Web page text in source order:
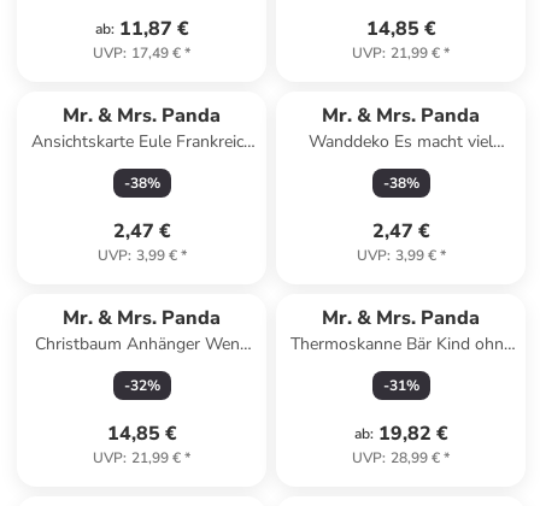
ab: 11,87 €
UVP: 17,49 €*
14,85 €
UVP: 21,99 €*
Mr. & Mrs. Panda
Ansichtskarte Eule Frankreich
Design mit Spruch in Weiß
-38%
2,47 €
UVP: 3,99 €*
Mr. & Mrs. Panda
Wanddeko Es macht viel
wacher,... mit Spruch in
Schwarz
-38%
2,47 €
UVP: 3,99 €*
Mr. & Mrs. Panda
Christbaum Anhänger Wenn
Papa es nicht reparier... in
Weiß
-32%
14,85 €
UVP: 21,99 €*
Mr. & Mrs. Panda
Thermoskanne Bär Kind ohne
Spruch in Transparent
-31%
ab: 19,82 €
UVP: 28,99 €*